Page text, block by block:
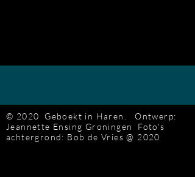
© 2020 Geboekt in Haren.Ontwerp:
Jeannette Ensing Groningen Foto's
achtergrond: Bob de Vries@ 2020